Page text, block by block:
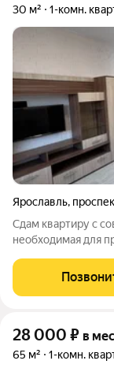
30 м² 1-комн.
Ярославль,
Сдам квартиру с
необходимая для
28 000 ₽ в
65 м² 1-комн.